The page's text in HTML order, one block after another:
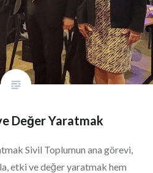
Değer Yaratmak
Sivil Toplumun ana görevi,
etki ve değer yaratmak hem